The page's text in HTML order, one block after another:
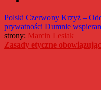
Polski Czerwony Krzyż –
prywatności Dumnie
strony: Marcin Lesiak
Zasady etyczne